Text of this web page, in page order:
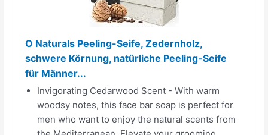
O Naturals Peeling-Seife, Zedernholz,
schwere Körnung, natürliche Peeling-Seife
für Männer...
Invigorating Cedarwood Scent - With warm
woodsy notes, this face bar soap is perfect for
men who want to enjoy the natural scents from